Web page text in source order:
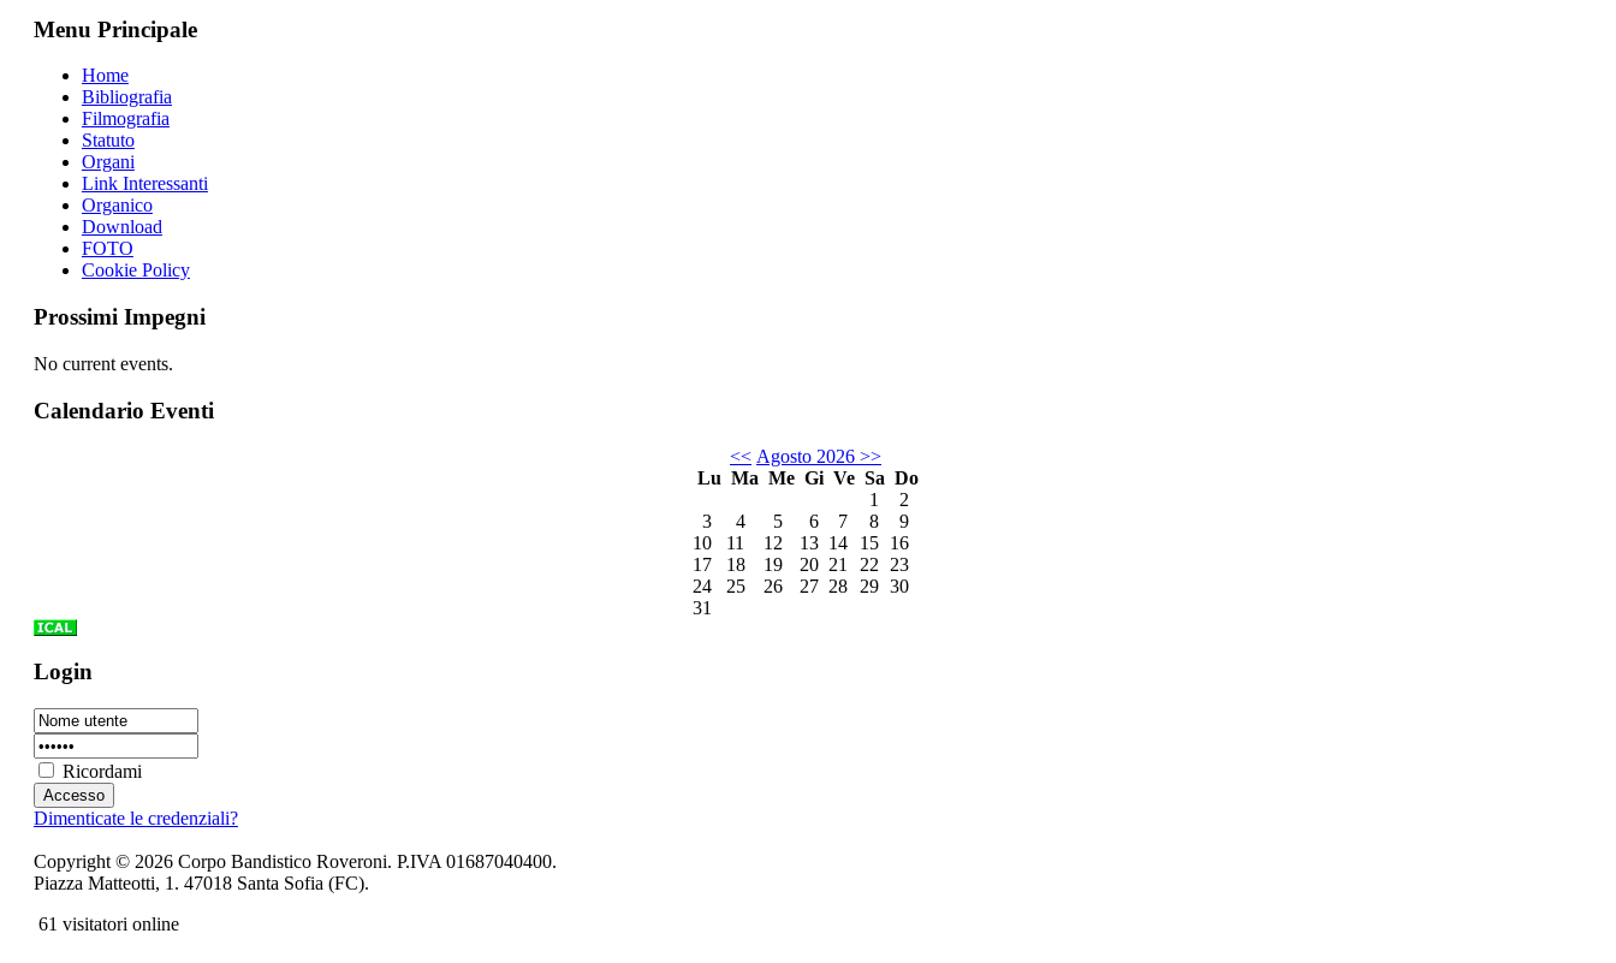
Menu Principale
Home
Bibliografia
Filmografia
Statuto
Organi
Link Interessanti
Organico
Download
FOTO
Cookie Policy
Prossimi Impegni
No current events.
Calendario Eventi
<< Agosto 2026 >>
Lu Ma Me Gi Ve Sa Do
1
2
3
4 5 6 7 8
9
10
11 12 13 14 15 16
17
18 19 20 21 22
23
24
25 26 27 28 29 30
31
Login
Ricordami
Dimenticate le credenziali?
Copyright © 2026 Corpo Bandistico Roveroni. P.IVA 01687040400.
Piazza Matteotti, 1. 47018 Santa Sofia (FC).
61 visitatori online